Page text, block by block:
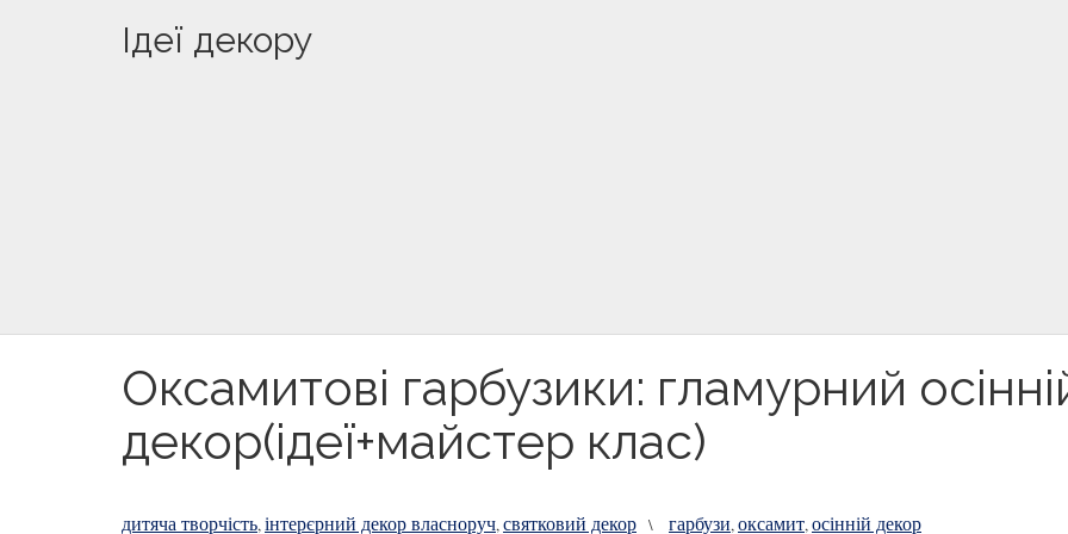
Ідеї декору
Оксамитові гарбузики: гламурний
декор(ідеї+майстер клас)
дитяча творчість,інтерєрний декор власноруч,святковий декор \ гарбузи,оксамит,осінній декор